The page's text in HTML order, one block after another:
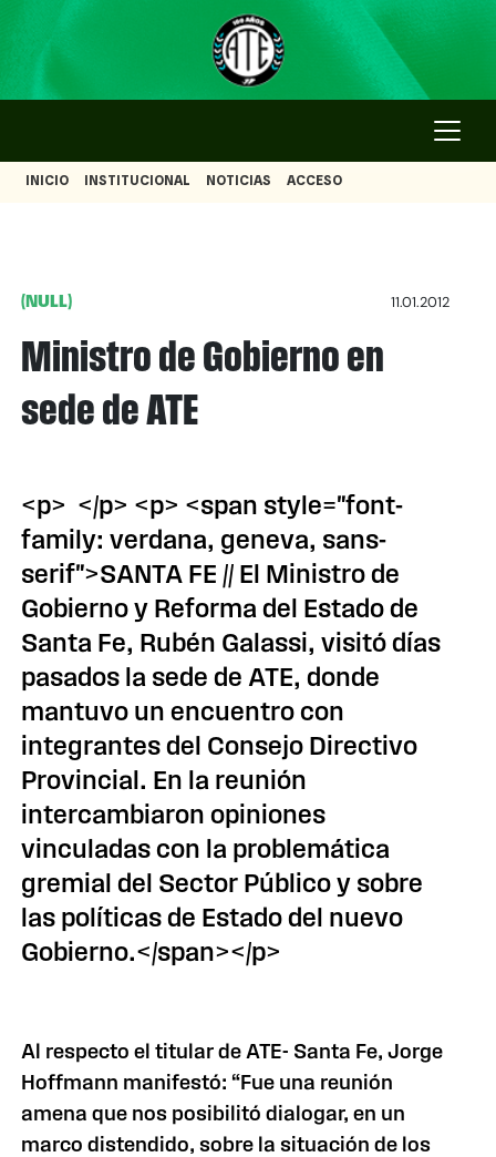
INICIO INSTITUCIONAL NOTICIAS ACCESO
(NULL) 11.01.2012
Ministro de Gobierno en
sede de ATE
<p> </p> <p> <span style="font-
family: verdana, geneva, sans-
serif">SANTA FE // El Ministro de
Gobierno y Reforma del Estado de
Santa Fe, Rubén Galassi, visitó días
pasados la sede de ATE, donde
mantuvo un encuentro con
integrantes del Consejo Directivo
Provincial. En la reunión
intercambiaron opiniones
vinculadas con la problemática
gremial del Sector Público y sobre
las políticas de Estado del nuevo
Gobierno.</span></p>
Al respecto el titular de ATE- Santa Fe, Jorge
Hoffmann manifestó: “Fue una reunión
amena que nos posibilitó dialogar, en un
marco distendido, sobre la situación de los